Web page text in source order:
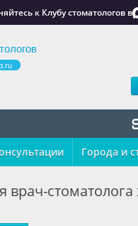
к Клубу стоматологов в
Города и
врач-стоматолога